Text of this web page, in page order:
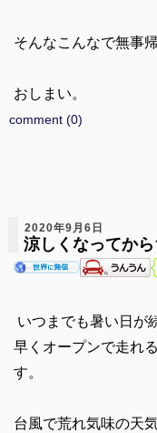
そんなこんなで無事
おしまい。
comment (0)
2020年9月6日
涼しくなってか
いつまでも暑い日
早くオープンで走れ
す。
台風で荒れ気味の天